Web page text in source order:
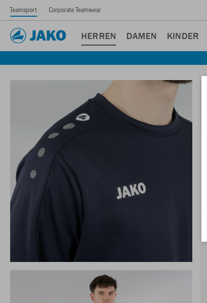
Teamsport Corporate Teamwear
HERREN DAMEN KINDER